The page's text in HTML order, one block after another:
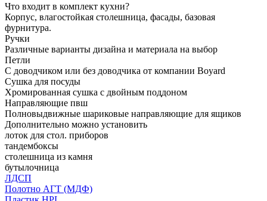
Что входит в комплект кухни?
Корпус, влагостойкая столешница, фасады, базовая
фурнитура.
Ручки
Различные варианты дизайна и материала на выбор
Петли
С доводчиком или без доводчика от компании Boyard
Сушка для посуды
Хромированная сушка с двойным поддоном
Направляющие пвш
Полновыдвижные шариковые направляющие для ящиков
Дополнительно можно установить
лоток для стол. приборов
тандембоксы
столешница из камня
бутылочница
ЛДСП
Полотно АГТ (МДФ)